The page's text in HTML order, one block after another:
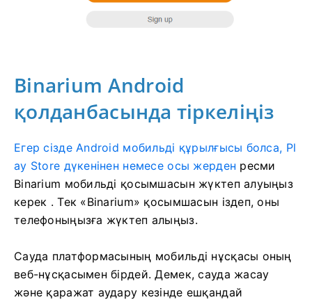
Binarium Android
қолданбасында тіркеліңіз
Егер сізде Android мобильді құрылғысы болса, Pl
ay Store дүкенінен немесе осы жерден ресми
Binarium мобильді қосымшасын жүктеп алуыңыз
керек . Тек «Binarium» қосымшасын іздеп, оны
телефоныңызға жүктеп алыңыз.
Сауда платформасының мобильді нұсқасы оның
веб-нұсқасымен бірдей. Демек, сауда жасау
және қаражат аудару кезінде ешқандай